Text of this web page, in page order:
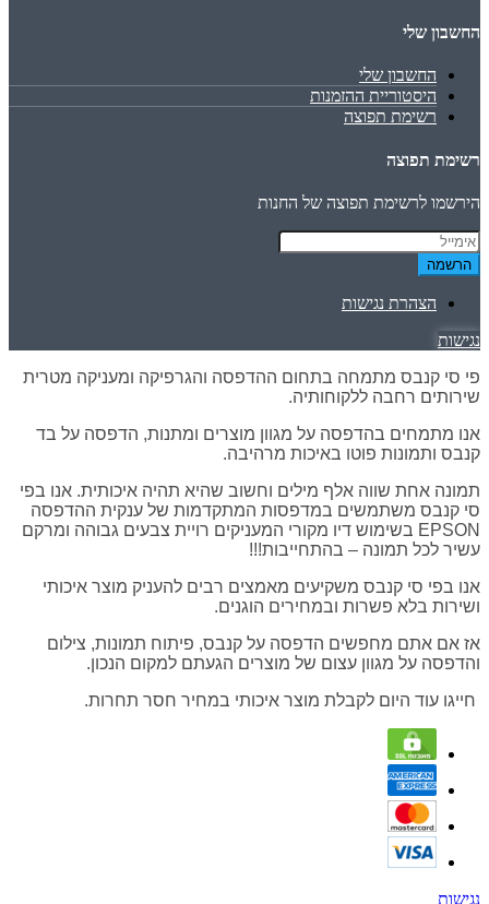
החשבון שלי
החשבון שלי
היסטוריית ההזמנות
רשימת תפוצה
רשימת תפוצה
הירשמו לרשימת תפוצה של החנות
הרשמה
הצהרת נגישות
נגישות
פי סי קנבס מתמחה בתחום ההדפסה והגרפיקה ומעניקה מטרית
שירותים רחבה ללקוחותיה.
אנו מתמחים בהדפסה על מגוון מוצרים ומתנות, הדפסה על בד
קנבס ותמונות פוטו באיכות מרהיבה.
תמונה אחת שווה אלף מילים וחשוב שהיא תהיה איכותית. אנו בפי
סי קנבס משתמשים במדפסות המתקדמות של ענקית ההדפסה
EPSON בשימוש דיו מקורי המעניקים רויית צבעים גבוהה ומרקם
עשיר לכל תמונה – בהתחייבות!!!
אנו בפי סי קנבס משקיעים מאמצים רבים להעניק מוצר איכותי
ושירות בלא פשרות ובמחירים הוגנים.
אז אם אתם מחפשים הדפסה על קנבס, פיתוח תמונות, צילום
והדפסה על מגוון עצום של מוצרים הגעתם למקום הנכון.
חייגו עוד היום לקבלת מוצר איכותי במחיר חסר תחרות.
נגישות